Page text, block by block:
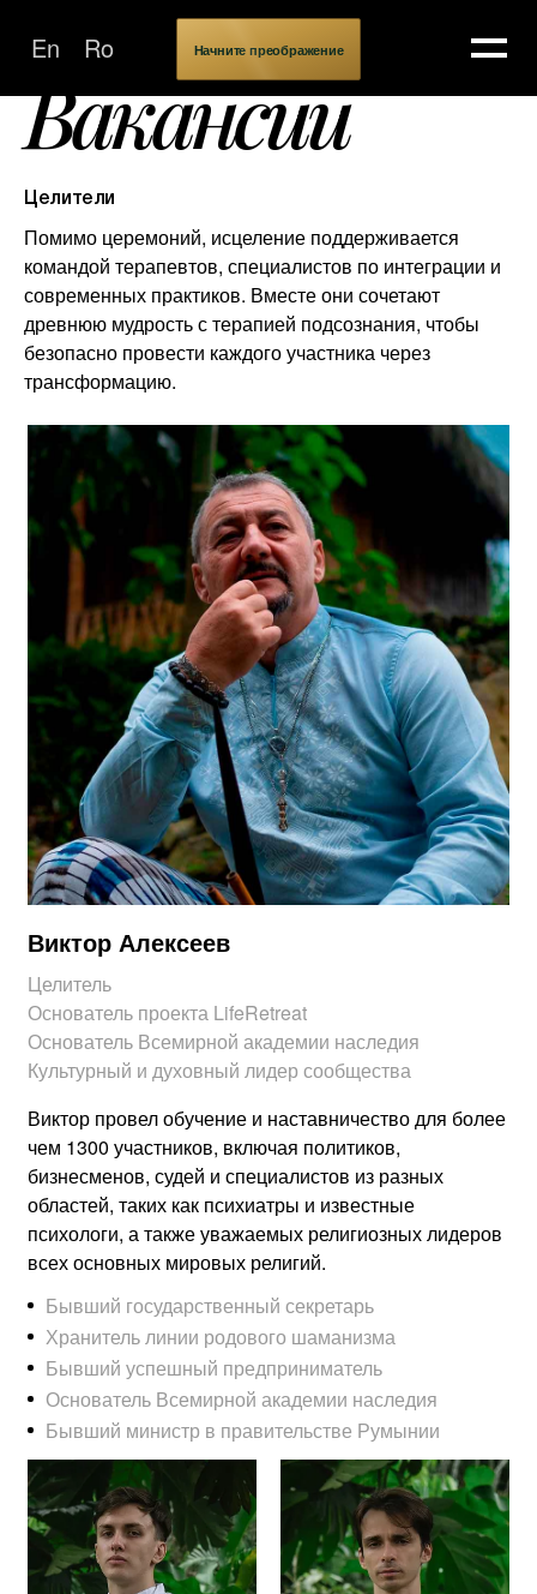
En Ro Начните преображение
Наша Команда
Команда&
Вакансии
Целители
Помимо церемоний, исцеление поддерживается
командой терапевтов, специалистов по интеграции и
современных практиков. Вместе они сочетают
древнюю мудрость с терапией подсознания, чтобы
безопасно провести каждого участника через
трансформацию.
Виктор Алексеев
Целитель
Основатель проекта LifeRetreat
Основатель Всемирной академии наследия
Культурный и духовный лидер сообщества
Виктор провел обучение и наставничество для более
чем 1300 участников, включая политиков,
бизнесменов, судей и специалистов из разных
областей, таких как психиатры и известные
психологи, а также уважаемых религиозных лидеров
всех основных мировых религий.
Бывший государственный секретарь
Хранитель линии родового шаманизма
Бывший успешный предприниматель
Основатель Всемирной академии наследия
Бывший министр в правительстве Румынии